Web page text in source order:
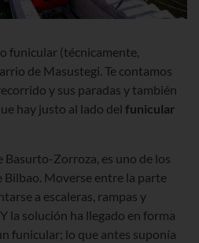
funicular (técnicamente,
de Masustegi. Te contamos
y sus paradas y también
hay justo al lado del funicular
Zorroza, es uno de los
Bilbao. Moverse entre la parte
a escaleras, rampas y
la solución ha llegado en forma
funicular; lo que antes suponía